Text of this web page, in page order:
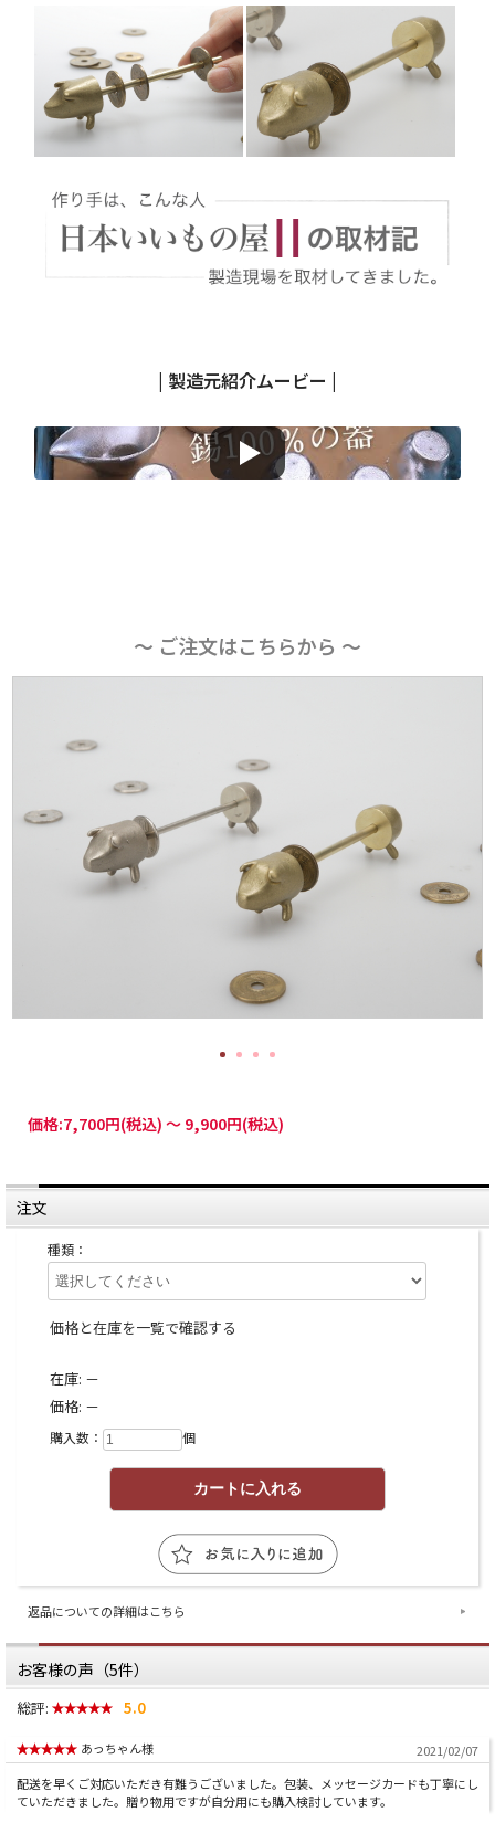
| 製造元紹介ムービー |
～ ご注文はこちらから ～
価格:7,700円(税込) ～ 9,900円(税込)
注文
種類：
価格と在庫を一覧で確認する
在庫: －
価格: －
購入数： 個
返品についての詳細はこちら
お客様の声（5件）
総評: 5.0
あっちゃん様
2021/02/07
配送を早くご対応いただき有難うございました。包装、メッセージカードも丁寧にし
ていただきました。贈り物用ですが自分用にも購入検討しています。